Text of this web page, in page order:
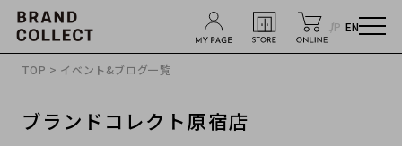
JP EN
TOP > イベント&ブログ一覧
ブランドコレクト原宿店